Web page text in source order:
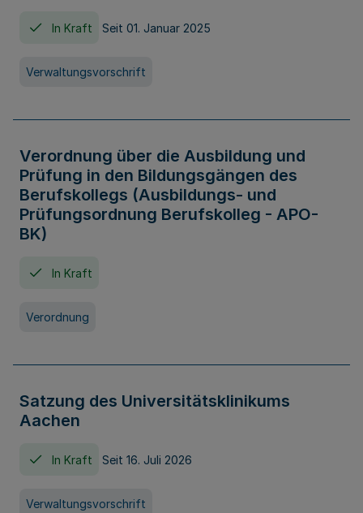
In Kraft Seit 01. Januar 2025
Verwaltungsvorschrift
Verordnung über die Ausbildung und
Prüfung in den Bildungsgängen des
Berufskollegs (Ausbildungs- und
Prüfungsordnung Berufskolleg - APO-
BK)
In Kraft
Verordnung
Satzung des Universitätsklinikums
Aachen
In Kraft Seit 16. Juli 2026
Verwaltungsvorschrift